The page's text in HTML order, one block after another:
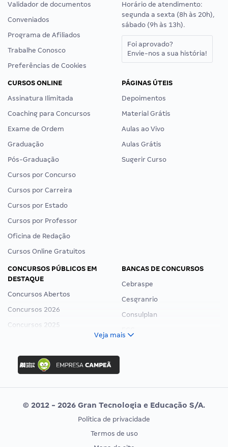
Validador de documentos
Conveniados
Programa de Afiliados
Trabalhe Conosco
Preferências de Cookies
Horário de atendimento:
segunda a sexta (8h às 20h),
sábado (9h às 13h).
Foi aprovado?
Envie-nos a sua história!
CURSOS ONLINE
Assinatura Ilimitada
Coaching para Concursos
Exame de Ordem
Graduação
Pós-Graduação
Cursos por Concurso
Cursos por Carreira
Cursos por Estado
Cursos por Professor
Oficina de Redação
Cursos Online Gratuitos
PÁGINAS ÚTEIS
Depoimentos
Material Grátis
Aulas ao Vivo
Aulas Grátis
Sugerir Curso
CONCURSOS PÚBLICOS EM
DESTAQUE
Concursos Abertos
Concursos 2026
Concursos 2025
Concurso Ibama
Concurso MPU
Editais publicados
BANCAS DE CONCURSOS
Cebraspe
Cesgranrio
Consulplan
Vunesp
CONCURSOS POR PROFISSÃO
EXAME DE ORDEM
Veja mais
© 2012 - 2026 Gran Tecnologia e Educação S/A.
Política de privacidade
Termos de uso